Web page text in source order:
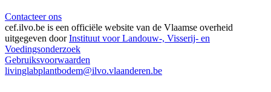
Contacteer ons
cef.ilvo.be is een officiële website van de Vlaamse overheid
uitgegeven doorInstituut voor Landouw-, Visserij- en
Voedingsonderzoek
Gebruiksvoorwaarden
livinglabplantbodem@ilvo.vlaanderen.be